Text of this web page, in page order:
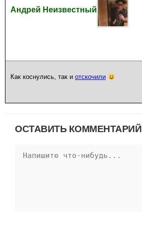
Андрей Неизвестный
Как коснулись, так и отскочили
ОСТАВИТЬ КОММЕНТАРИЙ